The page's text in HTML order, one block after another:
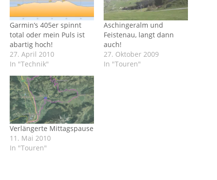
Garmin’s 405er spinnt
total oder mein Puls ist
abartig hoch!
27. April 2010
In "Technik"
Aschingeralm und
Feistenau, langt dann
auch!
27. Oktober 2009
In "Touren"
Verlängerte Mittagspause
11. Mai 2010
In "Touren"